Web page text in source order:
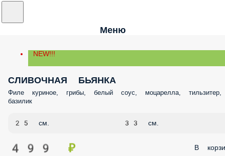
Меню
NEW!!!
СЛИВОЧНАЯ БЬЯНКА
Филе куриное, грибы, белый соус, моцарелла, тильзитер,
базилик
25 см. 33 см.
499 ₽ В